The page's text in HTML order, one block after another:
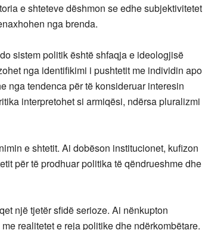
e shteteve dëshmon se edhe subjektivitetet
nga brenda.
sistem politik është shfaqja e ideologjisë
nga identifikimi i pushtetit me individin apo
nga tendenca për të konsideruar interesin
interpretohet si armiqësi, ndërsa pluralizmi
e shtetit. Ai dobëson institucionet, kufizon
për të prodhuar politika të qëndrueshme dhe
një tjetër sfidë serioze. Ai nënkupton
realitetet e reja politike dhe ndërkombëtare.